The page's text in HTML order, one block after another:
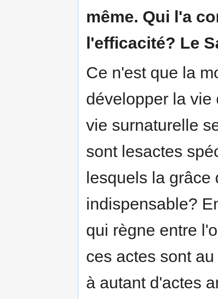
même. Qui l'a
l'efficacité? Le
Ce n'est que la
développer la vie
vie surnaturelle
sont lesactes
lesquels la grâce
indispensable?
qui règne entre
ces actes sont
à autant d'actes